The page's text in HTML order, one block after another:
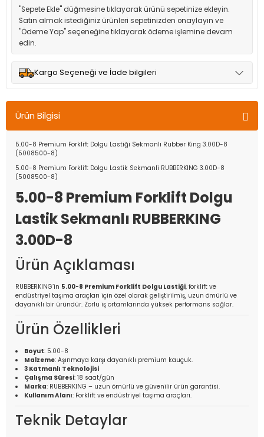
"Sepete Ekle" düğmesine tıklayarak ürünü sepetinize ekleyin.
Satın almak istediğiniz ürünleri sepetinizden onaylayın ve
"Ödeme Yap" seçeneğine tıklayarak ödeme işlemine devam
edin.
Kargo Seçeneği ve İade bilgileri
adresinize teslim edilir.
Ürün Bilgisi
5.00-8 Premium Forklift Dolgu Lastiği Sekmanlı Rubber King 3.00D-8
(5008500-8)
5.00-8 Premium Forklift Dolgu Lastik Sekmanli RUBBERKING 3.00D-8
(5008500-8)
5.00-8 Premium Forklift Dolgu
Lastik Sekmanlı RUBBERKING
3.00D-8
Ürün Açıklaması
RUBBERKING’in 5.00-8 Premium Forklift Dolgu Lastiği, forklift ve
endüstriyel taşıma araçları için özel olarak geliştirilmiş, uzun ömürlü ve
dayanıklı bir üründür. Zorlu iş ortamlarında yüksek performans sağlar.
Ürün Özellikleri
Boyut: 5.00-8
Malzeme: Aşınmaya karşı dayanıklı premium kauçuk.
3 Katmanlı Teknolojisi
Çalışma Süresi: 18 saat/gün
Marka: RUBBERKING – uzun ömürlü ve güvenilir ürün garantisi.
Kullanım Alanı: Forklift ve endüstriyel taşıma araçları.
Teknik Detaylar